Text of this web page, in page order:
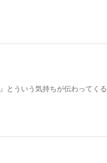
とういう気持ちが伝わってく